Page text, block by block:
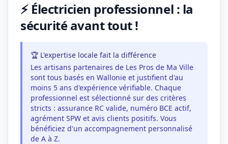
⚡ Électricien professionnel : la
sécurité avant tout !
🏆 L'expertise locale fait la différence
Les artisans partenaires de Les Pros de Ma Ville
sont tous basés en Wallonie et justifient d'au
moins 5 ans d'expérience vérifiable. Chaque
professionnel est sélectionné sur des critères
stricts : assurance RC valide, numéro BCE actif,
agrément SPW et avis clients positifs. Vous
bénéficiez d'un accompagnement personnalisé
de A à Z.